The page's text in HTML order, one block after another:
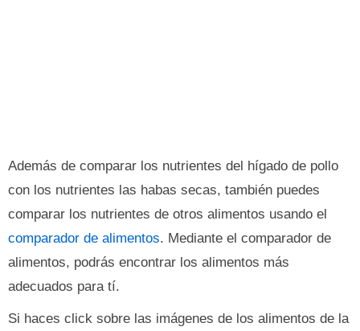
Además de comparar los nutrientes del hígado de pollo
con los nutrientes las habas secas, también puedes
comparar los nutrientes de otros alimentos usando el
comparador de alimentos. Mediante el comparador de
alimentos, podrás encontrar los alimentos más
adecuados para tí.
Si haces click sobre las imágenes de los alimentos de la